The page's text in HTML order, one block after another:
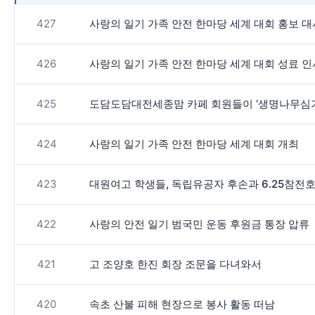
427 사랑의 일기 가족 안전 한마당 세계 대회 홍보
426 사랑의 일기 가족 안전 한마당 세계 대회 성료 인
425 도담도담대전세종맘 카페 회원들이 ‘생명나무
424 사랑의 일기 가족 안전 한마당 세계 대회 개최
423 대원여고 학생들, 독립유공자 후손과 6.25참전
422 사랑의 안전 일기 범국민 운동 후원금 통장 압류
421 고 조양호 한진 회장 조문을 다녀와서
420 속초 산불 피해 현장으로 봉사 활동 떠남